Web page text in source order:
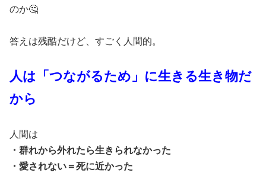
のか🤔
答えは残酷だけど、すごく人間的。
人は「つながるため」に生きる生き物だ
から
人間は
・群れから外れたら生きられなかった
・愛されない＝死に近かった